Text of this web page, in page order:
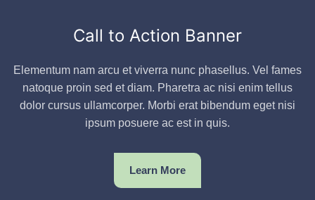
Call to Action Banner
Elementum nam arcu et viverra nunc phasellus. Vel fames
natoque proin sed et diam. Pharetra ac nisi enim tellus
dolor cursus ullamcorper. Morbi erat bibendum eget nisi
ipsum posuere ac est in quis.
Learn More